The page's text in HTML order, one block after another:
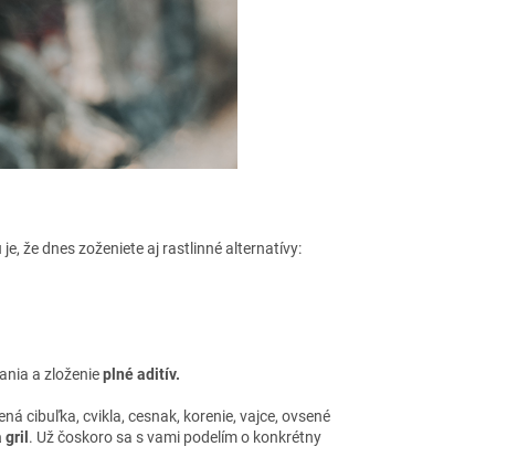
že dnes zoženiete aj rastlinné alternatívy:
a zloženieplné aditív.
cibuľka, cvikla, cesnak, korenie, vajce, ovsené
gril. Už čoskoro sa s vami podelím o konkrétny